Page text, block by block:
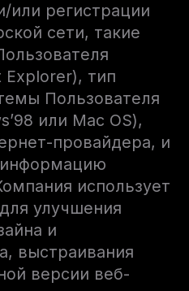
или регистрации
сети, такие
тип
Пользователя
или Mac OS),
провайдера, и
использует
улучшения
и
выстраивания
версии веб-